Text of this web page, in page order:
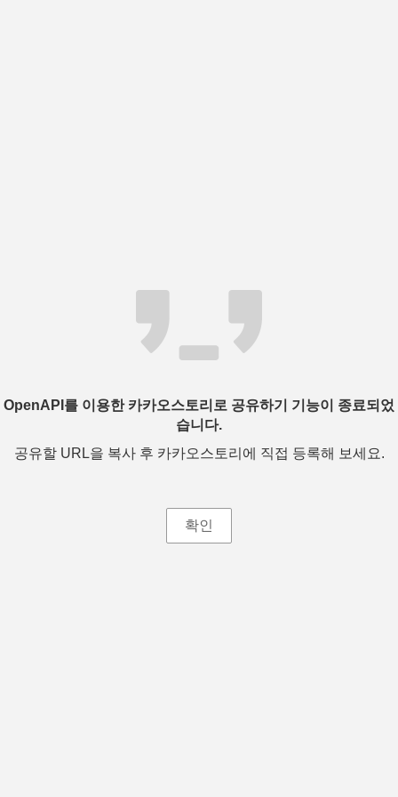
OpenAPI를 이용한 카카오스토리로 공유하기 기능이 종료되었
습니다.
공유할 URL을 복사 후 카카오스토리에 직접 등록해 보세요.
확인